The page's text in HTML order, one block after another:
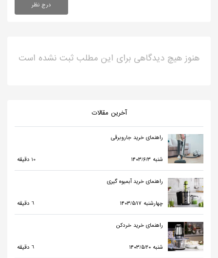
درج نظر
هنوز هیچ دیدگاهی برای این مطلب ثبت نشده است
آخرین مقالات
راهنمای خرید جاروبرقی
۱۴۰۳/۶/۳ شنبه 10 دقیقه
راهنمای خرید آبمیوه گیری
۱۴۰۳/۵/۱۷ چهارشنبه 6 دقیقه
راهنمای خرید خردکن
۱۴۰۳/۵/۲۰ شنبه 6 دقیقه